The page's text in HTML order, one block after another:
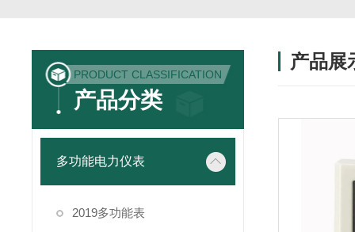
PRODUCT CLASSIFICATION
产品分类
多功能电力仪表
2019多功能表
产品展